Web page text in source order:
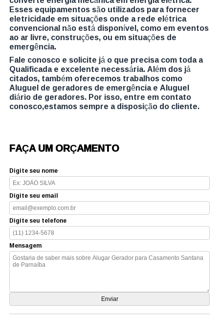
Esses equipamentos são utilizados para fornecer
eletricidade em situações onde a rede elétrica
convencional não está disponível, como em eventos
ao ar livre, construções, ou em situações de
emergência.
Fale conosco e solicite já o que precisa com toda a
Qualificada e excelente necessária. Além dos já
citados, também oferecemos trabalhos como
Aluguel de geradores de emergência e Aluguel
diário de geradores. Por isso, entre em contato
conosco,estamos sempre a disposição do cliente.
FAÇA UM ORÇAMENTO
Digite seu nome
Digite seu email
Digite seu telefone
Mensagem